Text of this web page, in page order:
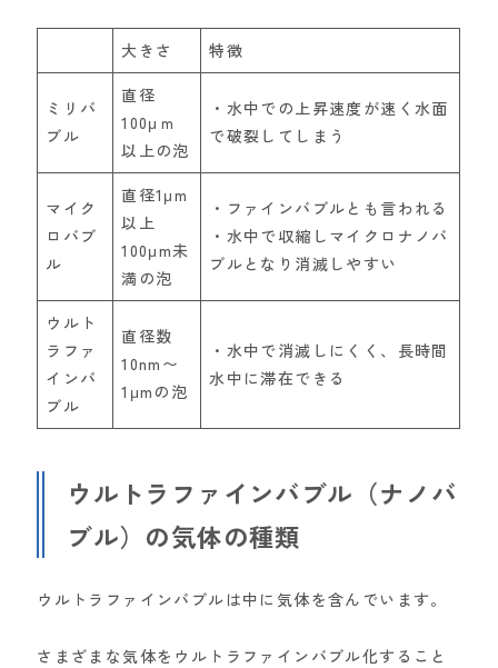
大きさ 特徴
ミリバ
ブル
直径
100μｍ
以上の泡
・水中での上昇速度が速く水面
で破裂してしまう
マイク
ロバブ
ル
直径1μm
以上
100μm未
満の泡
・ファインバブルとも言われる
・水中で収縮しマイクロナノバ
ブルとなり消滅しやすい
ウルト
ラファ
インバ
ブル
直径数
10nm〜
1μmの泡
・水中で消滅しにくく、長時間
水中に滞在できる
ウルトラファインバブル（ナノバ
ブル）の気体の種類
ウルトラファインバブルは中に気体を含んでいます。
さまざまな気体をウルトラファインバブル化すること